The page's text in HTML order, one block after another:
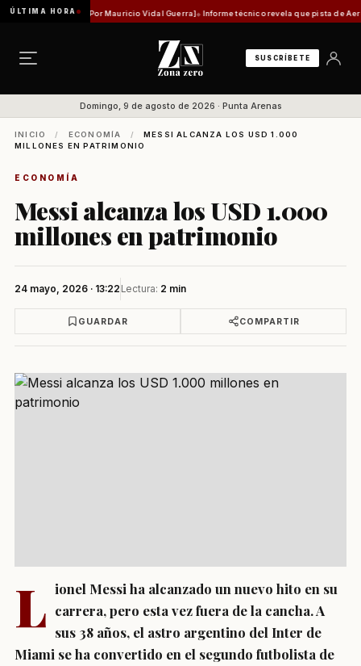
ÚLTIMA HORA
histórica [Por Mauricio Vidal Guerra] Informe técnico revela que pista de
SUSCRÍBETE
Domingo, 9 de agosto de 2026 · Punta Arenas
INICIO / ECONOMÍA /
MESSI ALCANZA LOS USD 1.000
MILLONES EN PATRIMONIO
ECONOMÍA
Messi alcanza los USD 1.000
millones en patrimonio
24 mayo, 2026 · 13:22 Lectura: 2 min
GUARDAR COMPARTIR
L ionel Messi ha alcanzado un nuevo hito en su
carrera, pero esta vez fuera de la cancha. A
sus 38 años, el astro argentino del Inter de
Miami se ha convertido en el segundo futbolista de